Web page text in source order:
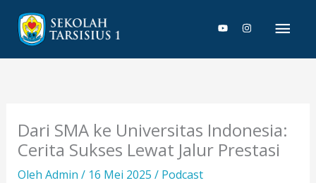
konten
Dari SMA ke Universitas Indonesia:
Cerita Sukses Lewat Jalur Prestasi
Oleh Admin / 16 Mei 2025 / Podcast